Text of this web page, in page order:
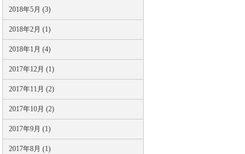
2018年5月 (3)
2018年2月 (1)
2018年1月 (4)
2017年12月 (1)
2017年11月 (2)
2017年10月 (2)
2017年9月 (1)
2017年8月 (1)